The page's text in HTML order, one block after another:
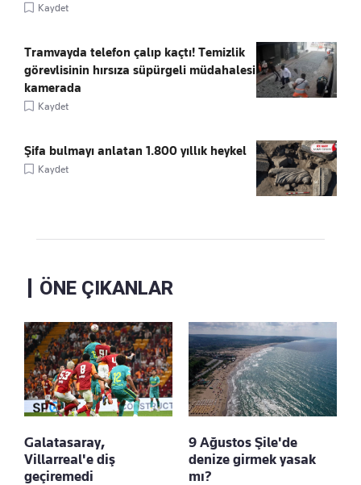
Kaydet
Tramvayda telefon çalıp kaçtı! Temizlik
görevlisinin hırsıza süpürgeli müdahalesi
kamerada
Kaydet
Şifa bulmayı anlatan 1.800 yıllık heykel
Kaydet
ÖNE ÇIKANLAR
Galatasaray,
Villarreal'e diş
geçiremedi
9 Ağustos Şile'de
denize girmek yasak
mı?